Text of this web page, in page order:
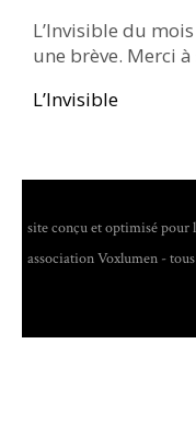
L’Invisible du
une brève. Merci
L’Invisible
site conçu et optimisé pour
association Voxlumen -